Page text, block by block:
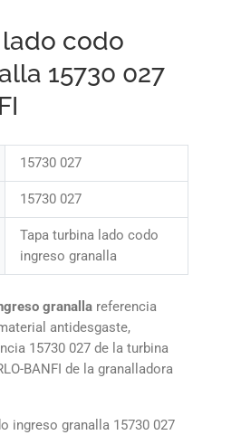
codo
15730 027
15730 027
15730 027
Tapa turbina lado codo
ingreso granalla
granalla referencia
antidesgaste,
15730 027 de la turbina
BANFI de la granalladora
ingreso granalla 15730 027